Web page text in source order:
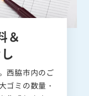
＆
西脇市内のご
ゴミの数量・